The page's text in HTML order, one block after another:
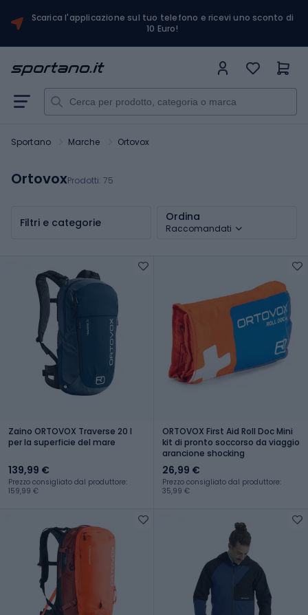
Scarica l'applicazione sul tuo telefono e ricevi uno sconto di
10 Euro!
Sportano Marche Ortovox
OrtovoxProdotti: 75
Filtri e categorie Ordina
Raccomandati
Zaino ORTOVOX Traverse 20 l
per la superficie del mare
139,99 €
Prezzo consigliato dal produttore:
159,99 €
ORTOVOX First Aid Roll Doc Mini
kit di pronto soccorso da viaggio
arancione shocking
26,99 €
Prezzo consigliato dal produttore:
35,99 €